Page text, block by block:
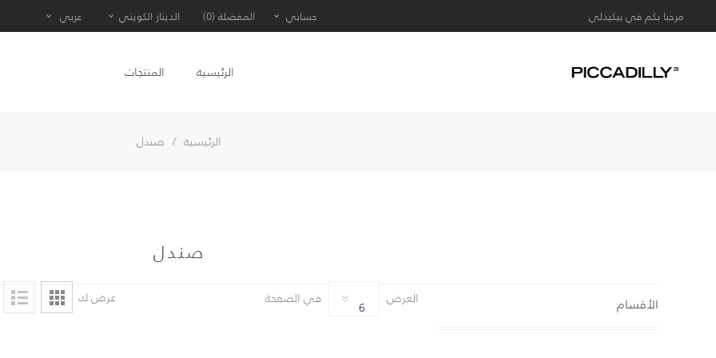
مرحبا بكم في بيكيدلى حسابي المفضلة (0) الدينار الكويتي عربي
الرئيسية المنتجات
الرئيسية / صندل
صندل
عرض ك العرض 6 في الصفحة الأقسام